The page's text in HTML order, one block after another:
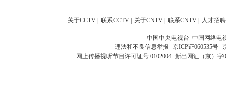
关于CCTV 联系CCTV 关于CNTV 联系CNTV 人才招聘
中国中央电视台 中国网络电
违法和不良信息举报 京ICP证060535号
网上传播视听节目许可证号 0102004 新出网证（京）